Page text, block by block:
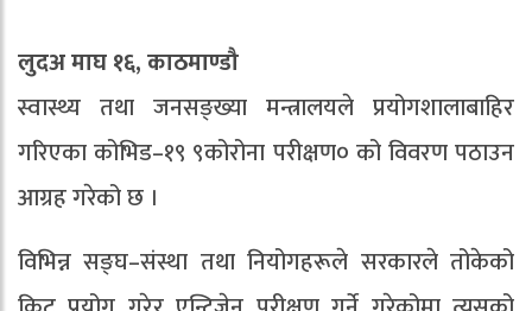
लुदअ माघ १६, काठमाण्डौ
स्वास्थ्य तथा जनसङ्ख्या मन्त्रालयले प्रयोगशालाबाहिर
गरिएका कोभिड–१९ ९कोरोना परीक्षण० को विवरण पठाउन
आग्रह गरेको छ ।
विभिन्न सङ्घ–संस्था तथा नियोगहरूले सरकारले तोकेको